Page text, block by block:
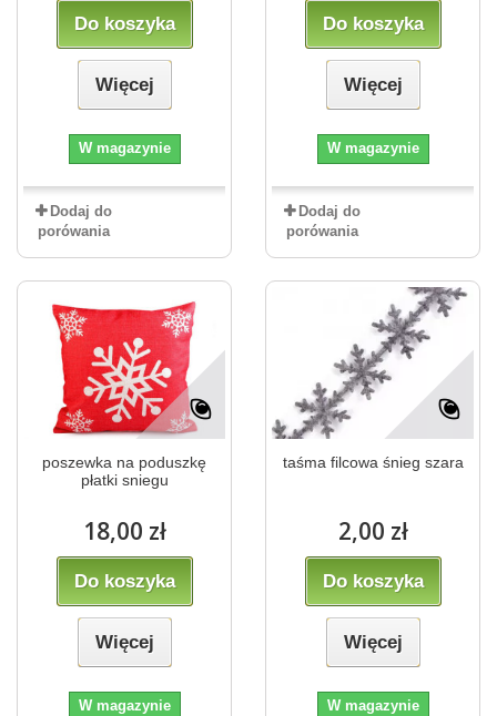
Do koszyka
Więcej
W magazynie
Dodaj do
porówania
Do koszyka
Więcej
W magazynie
Dodaj do
porówania
poszewka na poduszkę
płatki sniegu
18,00 zł
Do koszyka
Więcej
W magazynie
taśma filcowa śnieg szara
2,00 zł
Do koszyka
Więcej
W magazynie